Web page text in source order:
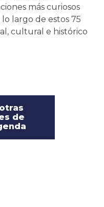
más curiosos
largo de estos 75
cultural e histórico
de